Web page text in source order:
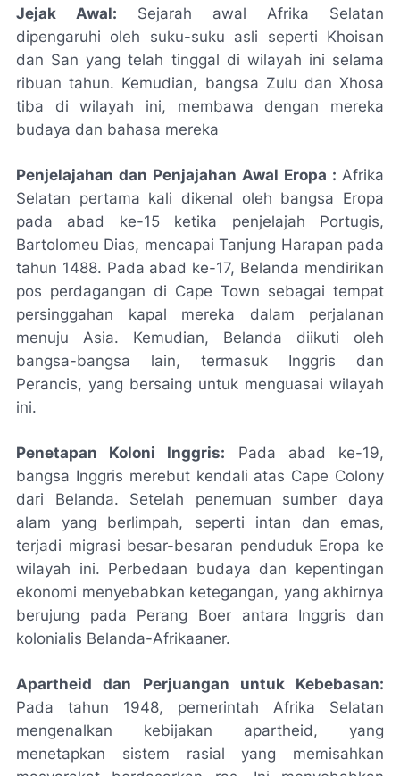
Jejak Awal: Sejarah awal Afrika Selatan
dipengaruhi oleh suku-suku asli seperti Khoisan
dan San yang telah tinggal di wilayah ini selama
ribuan tahun. Kemudian, bangsa Zulu dan Xhosa
tiba di wilayah ini, membawa dengan mereka
budaya dan bahasa mereka
Penjelajahan dan Penjajahan Awal Eropa : Afrika
Selatan pertama kali dikenal oleh bangsa Eropa
pada abad ke-15 ketika penjelajah Portugis,
Bartolomeu Dias, mencapai Tanjung Harapan pada
tahun 1488. Pada abad ke-17, Belanda mendirikan
pos perdagangan di Cape Town sebagai tempat
persinggahan kapal mereka dalam perjalanan
menuju Asia. Kemudian, Belanda diikuti oleh
bangsa-bangsa lain, termasuk Inggris dan
Perancis, yang bersaing untuk menguasai wilayah
ini.
Penetapan Koloni Inggris: Pada abad ke-19,
bangsa Inggris merebut kendali atas Cape Colony
dari Belanda. Setelah penemuan sumber daya
alam yang berlimpah, seperti intan dan emas,
terjadi migrasi besar-besaran penduduk Eropa ke
wilayah ini. Perbedaan budaya dan kepentingan
ekonomi menyebabkan ketegangan, yang akhirnya
berujung pada Perang Boer antara Inggris dan
kolonialis Belanda-Afrikaaner.
Apartheid dan Perjuangan untuk Kebebasan:
Pada tahun 1948, pemerintah Afrika Selatan
mengenalkan kebijakan apartheid, yang
menetapkan sistem rasial yang memisahkan